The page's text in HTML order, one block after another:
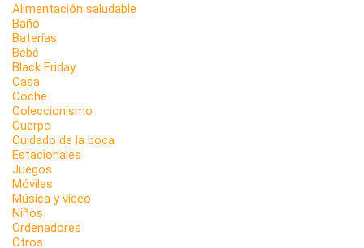
Alimentación saludable
Baño
Baterías
Bebé
Black Friday
Casa
Coche
Coleccionismo
Cuerpo
Cuidado de la boca
Estacionales
Juegos
Móviles
Música y vídeo
Niños
Ordenadores
Otros